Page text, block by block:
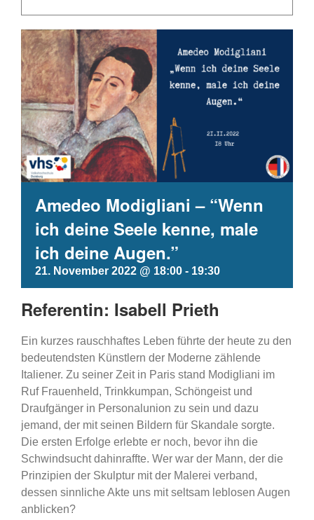
Amedeo Modigliani – “Wenn
ich deine Seele kenne, male
ich deine Augen.”
21. November 2022 @ 18:00 - 19:30
Referentin: Isabell Prieth
Ein kurzes rauschhaftes Leben führte der heute zu den
bedeutendsten Künstlern der Moderne zählende
Italiener. Zu seiner Zeit in Paris stand Modigliani im
Ruf Frauenheld, Trinkkumpan, Schöngeist und
Draufgänger in Personalunion zu sein und dazu
jemand, der mit seinen Bildern für Skandale sorgte.
Die ersten Erfolge erlebte er noch, bevor ihn die
Schwindsucht dahinraffte. Wer war der Mann, der die
Prinzipien der Skulptur mit der Malerei verband,
dessen sinnliche Akte uns mit seltsam leblosen Augen
anblicken?